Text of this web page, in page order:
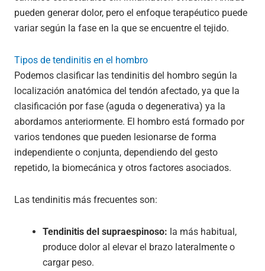
pueden generar dolor, pero el enfoque terapéutico puede
variar según la fase en la que se encuentre el tejido.
Tipos de tendinitis en el hombro
Podemos clasificar las tendinitis del hombro según la
localización anatómica del tendón afectado, ya que la
clasificación por fase (aguda o degenerativa) ya la
abordamos anteriormente. El hombro está formado por
varios tendones que pueden lesionarse de forma
independiente o conjunta, dependiendo del gesto
repetido, la biomecánica y otros factores asociados.
Las tendinitis más frecuentes son:
Tendinitis del supraespinoso: la más habitual,
produce dolor al elevar el brazo lateralmente o
cargar peso.